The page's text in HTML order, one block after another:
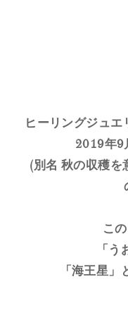
ヒーリングジュ
2019年9
(別名 秋の収穫を
こ
「
「海王星